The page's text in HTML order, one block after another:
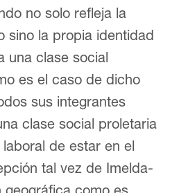
no solo refleja la
sino la propia identidad
una clase social
es el caso de dicho
sus integrantes
clase social proletaria
de estar en el
tal vez de Imelda-